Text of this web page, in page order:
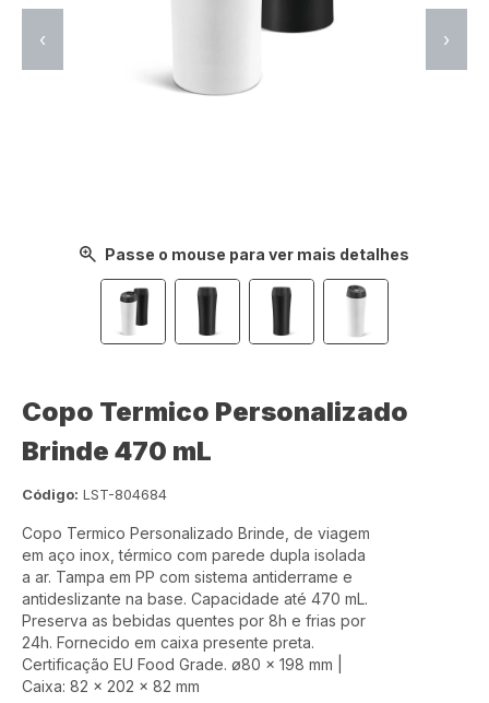
Passe o mouse para ver mais detalhes
‹ ›
Copo Termico Personalizado
Brinde 470 mL
Código: LST-804684
Copo Termico Personalizado Brinde, de viagem
em aço inox, térmico com parede dupla isolada
a ar. Tampa em PP com sistema antiderrame e
antideslizante na base. Capacidade até 470 mL.
Preserva as bebidas quentes por 8h e frias por
24h. Fornecido em caixa presente preta.
Certificação EU Food Grade. ø80 x 198 mm |
Caixa: 82 x 202 x 82 mm